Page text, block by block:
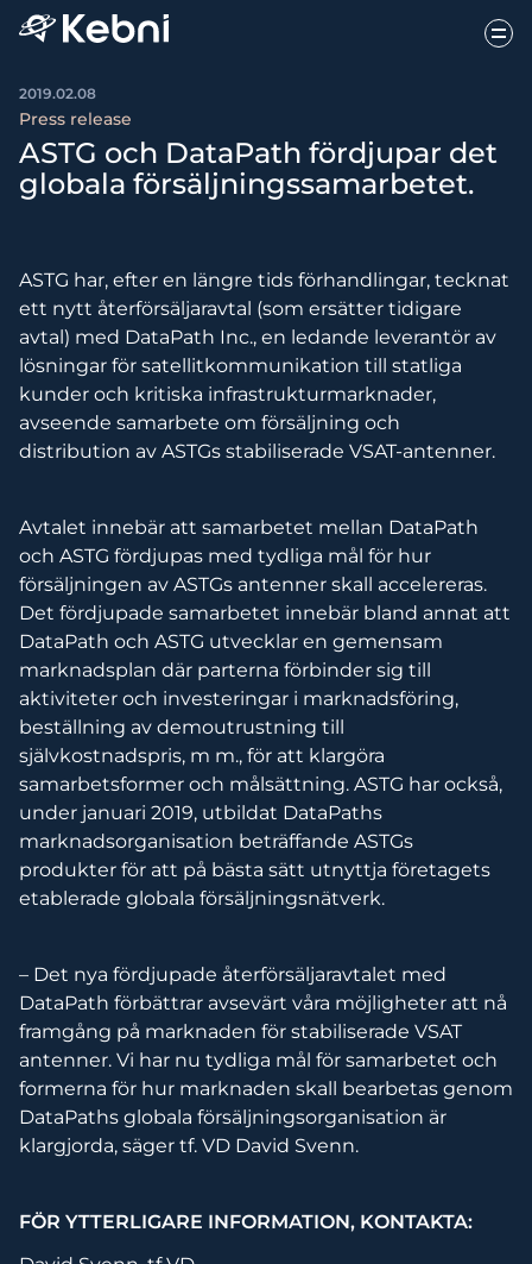
2019.02.08
Press release
ASTG och DataPath fördjupar det
globala försäljningssamarbetet.
ASTG har, efter en längre tids förhandlingar, tecknat
ett nytt återförsäljaravtal (som ersätter tidigare
avtal) med DataPath Inc., en ledande leverantör av
lösningar för satellitkommunikation till statliga
kunder och kritiska infrastrukturmarknader,
avseende samarbete om försäljning och
distribution av ASTGs stabiliserade VSAT-antenner.
Avtalet innebär att samarbetet mellan DataPath
och ASTG fördjupas med tydliga mål för hur
försäljningen av ASTGs antenner skall accelereras.
Det fördjupade samarbetet innebär bland annat att
DataPath och ASTG utvecklar en gemensam
marknadsplan där parterna förbinder sig till
aktiviteter och investeringar i marknadsföring,
beställning av demoutrustning till
självkostnadspris, m m., för att klargöra
samarbetsformer och målsättning. ASTG har också,
under januari 2019, utbildat DataPaths
marknadsorganisation beträffande ASTGs
produkter för att på bästa sätt utnyttja företagets
etablerade globala försäljningsnätverk.
– Det nya fördjupade återförsäljaravtalet med
DataPath förbättrar avsevärt våra möjligheter att nå
framgång på marknaden för stabiliserade VSAT
antenner. Vi har nu tydliga mål för samarbetet och
formerna för hur marknaden skall bearbetas genom
DataPaths globala försäljningsorganisation är
klargjorda, säger tf. VD David Svenn.
FÖR YTTERLIGARE INFORMATION, KONTAKTA: